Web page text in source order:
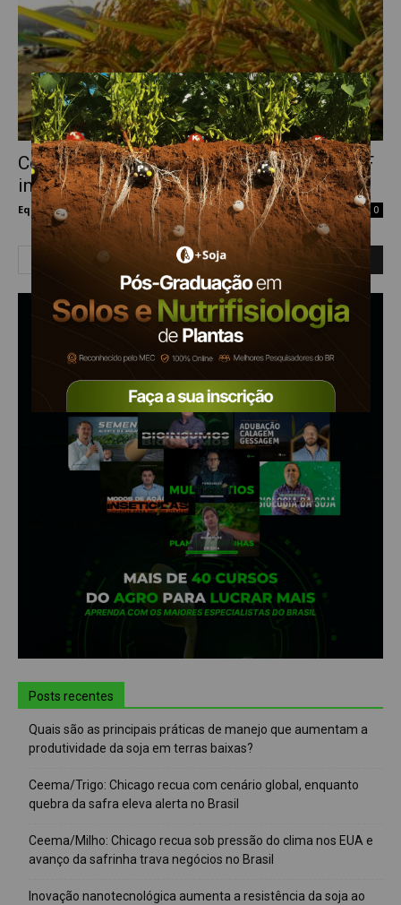
Confederação da Agricultura pede que STF
impeça importação de arroz
Equipe Mais Soja - 5 de junho de 2024 0
Posts recentes
Quais são as principais práticas de manejo que aumentam a
produtividade da soja em terras baixas?
Ceema/Trigo: Chicago recua com cenário global, enquanto
quebra da safra eleva alerta no Brasil
Ceema/Milho: Chicago recua sob pressão do clima nos EUA e
avanço da safrinha trava negócios no Brasil
Inovação nanotecnológica aumenta a resistência da soja ao